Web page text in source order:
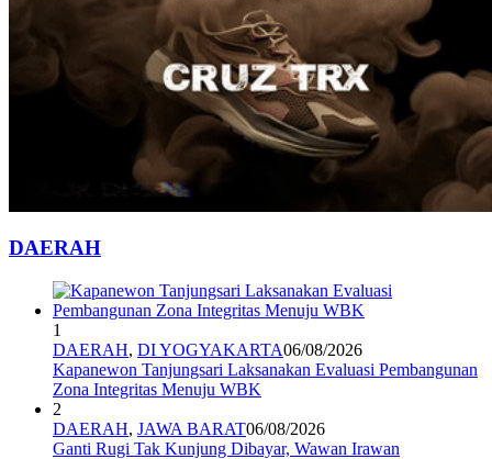
DAERAH
1
DAERAH, DI YOGYAKARTA06/08/2026
Kapanewon Tanjungsari Laksanakan Evaluasi Pembangunan
Zona Integritas Menuju WBK
2
DAERAH, JAWA BARAT06/08/2026
Ganti Rugi Tak Kunjung Dibayar, Wawan Irawan